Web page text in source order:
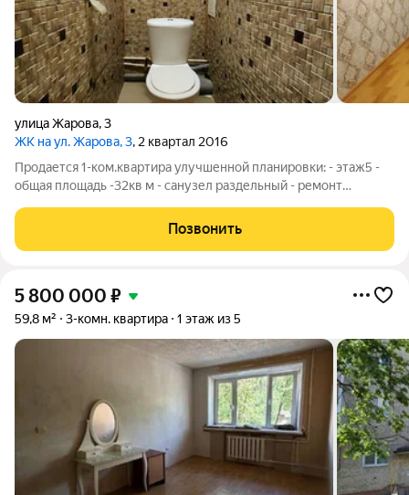
улица Жарова,3
ЖК на ул. Жарова, 3, 2 квартал 2016
Продается 1-ком.квартира улучшенной планировки: - этаж5 -
общая площадь -32кв м - санузел раздельный - ремонт
три квартиры, установлена новая входная дверь -лифт
пассажирский/грузовой
Позвонить
5 800 000 ₽
59,8 м² 3-комн. квартира 1 этаж из 5